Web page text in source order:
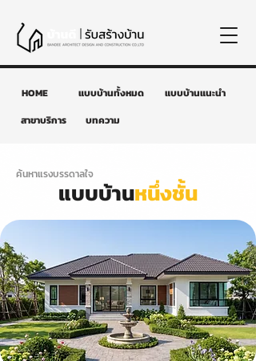
HOME แบบบ้านทั้งหมด
แบบบ้านแนะนำ
สาขาบริการ
บทความ
ค้นหาแรงบรรดาลใจ
แบบบ้านหนึ่งชั้น